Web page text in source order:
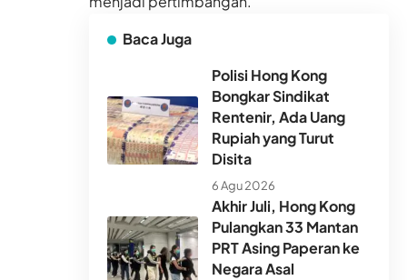
Baca Juga
Polisi Hong Kong
Bongkar Sindikat
Rentenir, Ada Uang
Rupiah yang Turut
Disita
6 Agu 2026
Akhir Juli, Hong Kong
Pulangkan 33 Mantan
PRT Asing Paperan ke
Negara Asal